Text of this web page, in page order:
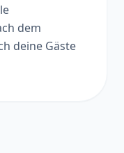
dem
deine Gäste